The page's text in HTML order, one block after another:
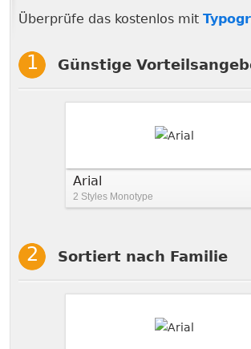
Überprüfe das kostenlos mit
Günstige
Arial
2 Styles Monotype
Sortiert nach Familie